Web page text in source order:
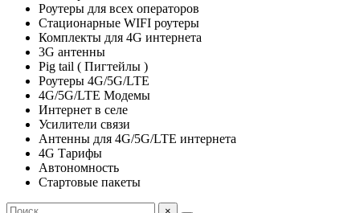
Роутеры для всех операторов
Стационарные WIFI роутеры
Комплекты для 4G интернета
3G антенны
Pig tail ( Пигтейлы )
Роутеры 4G/5G/LTE
4G/5G/LTE Модемы
Интернет в селе
Усилители связи
Антенны для 4G/5G/LTE интернета
4G Тарифы
Автономность
Стартовые пакеты